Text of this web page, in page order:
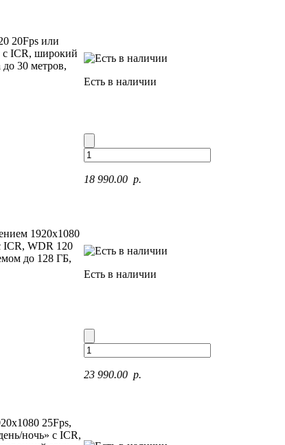
20Fps или
с ICR, широкий
30 метров,
Есть в наличии
1920x1080
ICR, WDR 120
до 128 ГБ,
18 990.00 p.
Есть в наличии
25Fps,
ночь» с ICR,
23 990.00 p.